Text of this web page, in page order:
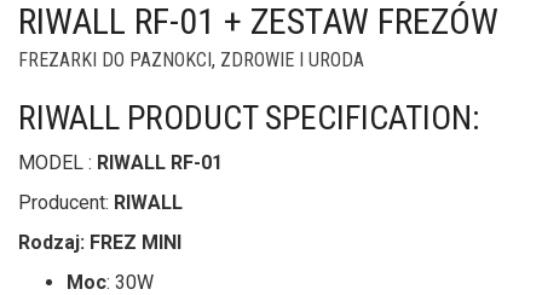
RIWALL RF-01 + ZESTAW FREZÓW
FREZARKI DO PAZNOKCI, ZDROWIE I URODA
RIWALL PRODUCT SPECIFICATION:
MODEL : RIWALL RF-01
Producent: RIWALL
Rodzaj: FREZ MINI
Moc: 30W